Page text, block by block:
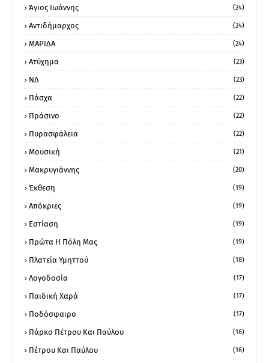
Άγιος Ιωάννης (24)
Αντιδήμαρχος (24)
ΜΑΡΙΔΑ (24)
Ατύχημα (23)
ΝΔ (23)
Πάσχα (22)
Πράσινο (22)
Πυρασφάλεια (22)
Μουσική (21)
Μακρυγιάννης (20)
Έκθεση (19)
Απόκριες (19)
Εστίαση (19)
Πρώτα Η Πόλη Μας (19)
Πλατεία Υμηττού (18)
Λογοδοσία (17)
Παιδική Χαρά (17)
Ποδόσφαιρο (17)
Πάρκο Πέτρου Και Παύλου (16)
Πέτρου Και Παύλου (16)